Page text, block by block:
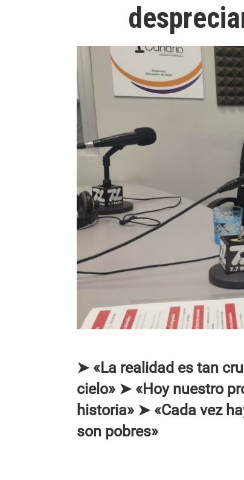
➤ «La realidad es tan
cielo» ➤ «Hoy nuestro
historia» ➤ «Cada vez
son pobres»